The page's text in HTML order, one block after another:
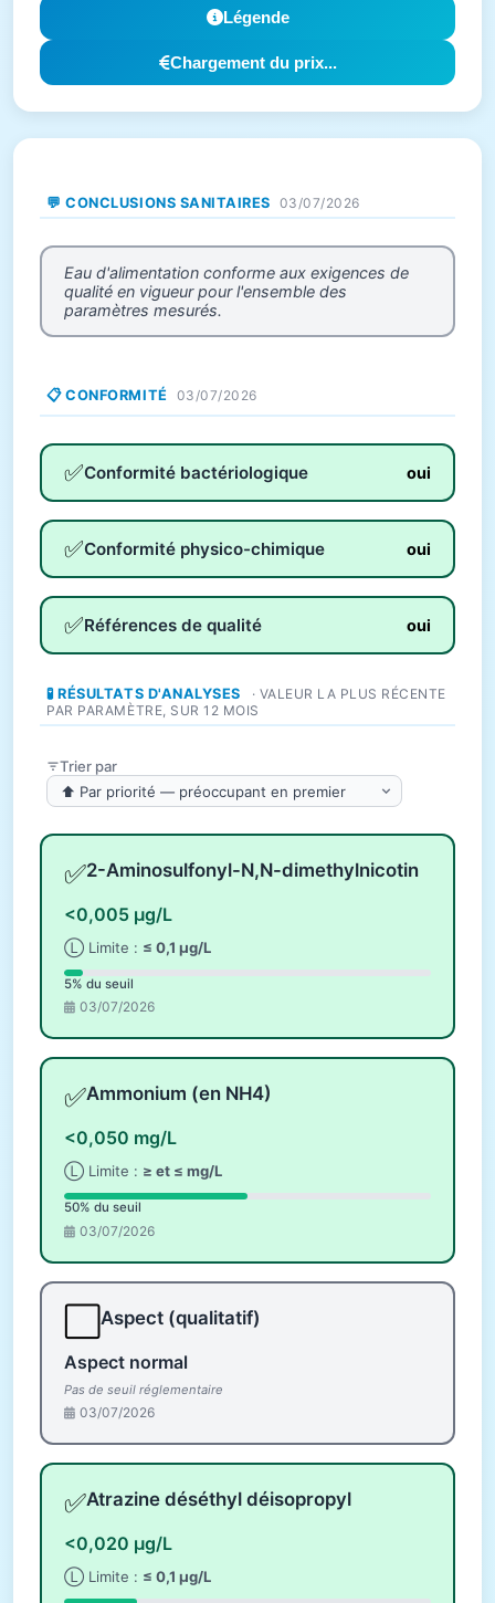
Légende
Chargement du prix...
💬 CONCLUSIONS SANITAIRES 03/07/2026
Eau d'alimentation conforme aux exigences de
qualité en vigueur pour l'ensemble des
paramètres mesurés.
📋 CONFORMITÉ 03/07/2026
✅Conformité bactériologique oui
✅Conformité physico-chimique oui
✅Références de qualité oui
🧪 RÉSULTATS D'ANALYSES
· VALEUR LA PLUS RÉCENTE
PAR PARAMÈTRE, SUR 12 MOIS
Trier par
✅2-Aminosulfonyl-N,N-dimethylnicotin
<0,005 µg/L
Ⓛ Limite : ≤ 0,1 µg/L
5% du seuil
03/07/2026
✅Ammonium (en NH4)
<0,050 mg/L
Ⓛ Limite : ≥ et ≤ mg/L
50% du seuil
03/07/2026
Aspect (qualitatif)
Aspect normal
Pas de seuil réglementaire
03/07/2026
✅Atrazine déséthyl déisopropyl
<0,020 µg/L
Ⓛ Limite : ≤ 0,1 µg/L